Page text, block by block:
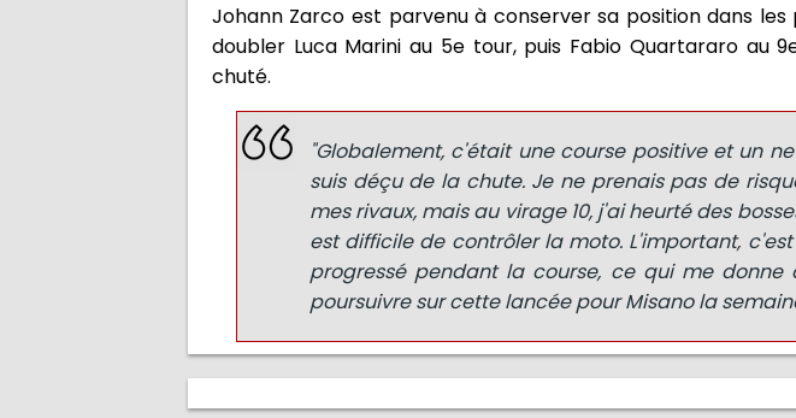
Johann Zarco est parvenu à conserver sa position dans
doubler Luca Marini au 5e tour, puis Fabio Quartararo au
chuté.
"Globalement, c'était une course positive et un
suis déçu de la chute. Je ne prenais pas de
mes rivaux, mais au virage 10, j'ai heurté des
est difficile de contrôler la moto. L'important,
progressé pendant la course, ce qui me
poursuivre sur cette lancée pour Misano la